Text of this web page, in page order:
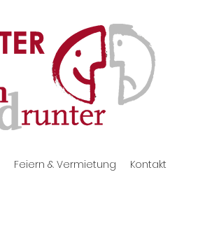
Feiern & Vermietung Kontakt